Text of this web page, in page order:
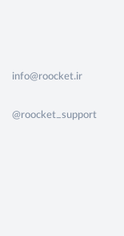
info@roocket.ir
@roocket_support